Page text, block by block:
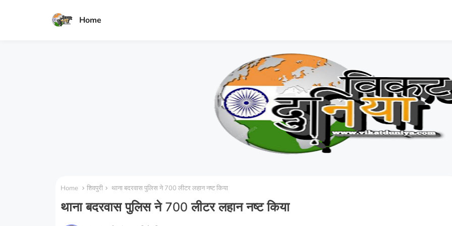
Home
Home शिवपुरी थाना बदरवास पुलिस ने 700 लीटर लहान नष्ट किया
थाना बदरवास पुलिस ने 700 लीटर लहान नष्ट किया